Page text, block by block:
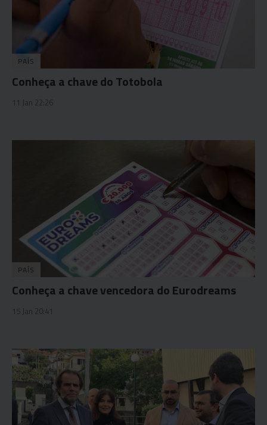
PAÍS
Conheça a chave do Totobola
11 Jan 22:26
PAÍS
Conheça a chave vencedora do Eurodreams
15 Jan 20:41